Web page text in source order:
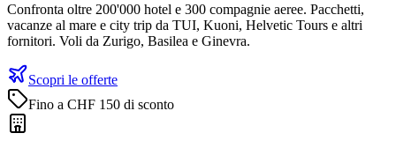
Confronta oltre 200'000 hotel e 300 compagnie aeree. Pacchetti,
vacanze al mare e city trip da TUI, Kuoni, Helvetic Tours e altri
fornitori. Voli da Zurigo, Basilea e Ginevra.
Scopri le offerte
Fino a CHF 150 di sconto